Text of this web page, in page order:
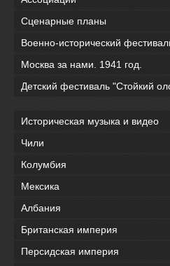
Сценарные планы
Военно-исторический
Москва за нами. 1941 год.
Детский фестиваль "Стойкий
Историческая музыка и видео
Чили
Колумбия
Мексика
Албания
Британская империя
Персидская империя